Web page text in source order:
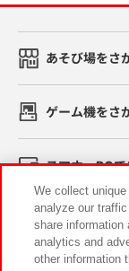
あそび場をさ
ゲーム機をさ
スマホ・PC
イベント・キ
We collect
analyze our
share information
analytics and
other information